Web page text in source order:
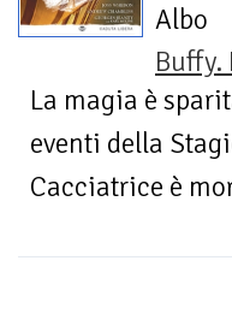
Albo
Buffy.
La magia è
eventi della
Cacciatrice è